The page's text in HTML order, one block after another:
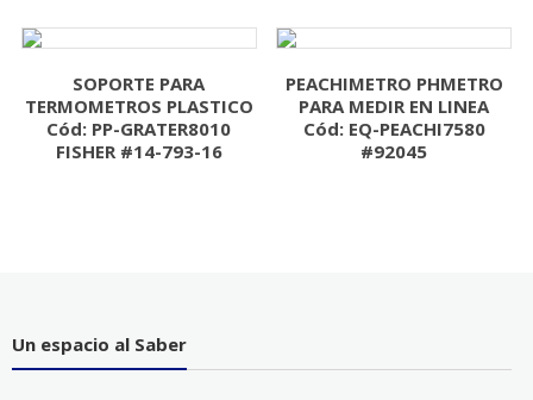
SOPORTE PARA
TERMOMETROS PLASTICO
Cód: PP-GRATER8010
FISHER #14-793-16
PEACHIMETRO PHMETRO
PARA MEDIR EN LINEA
Cód: EQ-PEACHI7580
#92045
Un espacio al Saber